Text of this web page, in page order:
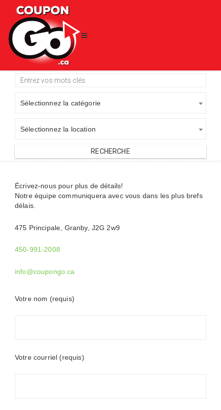
Sélectionnez la catégorie
Sélectionnez la location
Écrivez-nous pour plus de détails!
Notre équipe communiquera avec vous dans les plus brefs
délais.
475 Principale, Granby, J2G 2w9
450-991-2008
info@coupongo.ca
Votre nom (requis)
Votre courriel (requis)